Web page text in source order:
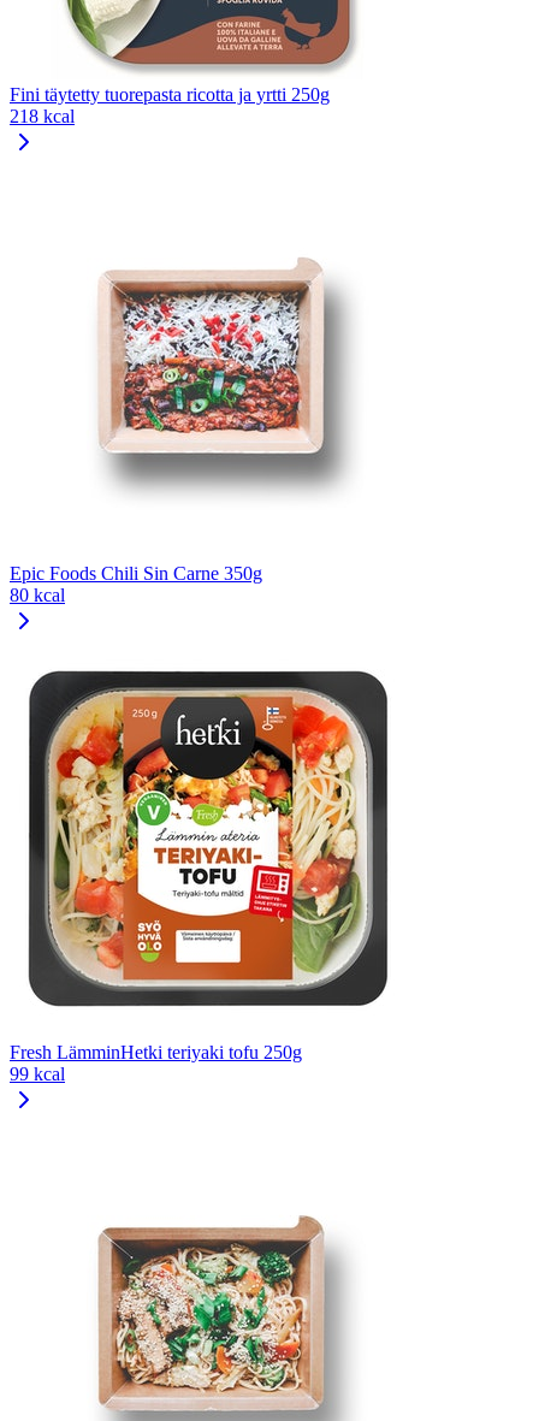
Fini täytetty tuorepasta ricotta ja yrtti 250g
218 kcal
Epic Foods Chili Sin Carne 350g
80 kcal
Fresh LämminHetki teriyaki tofu 250g
99 kcal